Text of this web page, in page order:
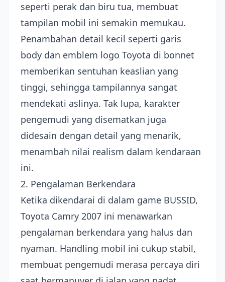
seperti perak dan biru tua, membuat
tampilan mobil ini semakin memukau.
Penambahan detail kecil seperti garis
body dan emblem logo Toyota di bonnet
memberikan sentuhan keaslian yang
tinggi, sehingga tampilannya sangat
mendekati aslinya. Tak lupa, karakter
pengemudi yang disematkan juga
didesain dengan detail yang menarik,
menambah nilai realism dalam kendaraan
ini.
2. Pengalaman Berkendara
Ketika dikendarai di dalam game BUSSID,
Toyota Camry 2007 ini menawarkan
pengalaman berkendara yang halus dan
nyaman. Handling mobil ini cukup stabil,
membuat pengemudi merasa percaya diri